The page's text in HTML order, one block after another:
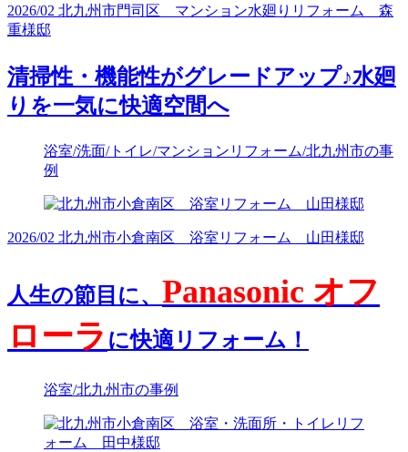
2026/02 北九州市門司区 マンション水廻りリフォーム 森
重様邸
清掃性・機能性がグレードアップ♪水廻
りを一気に快適空間へ
浴室/洗面/トイレ/マンションリフォーム/北九州市の事
例
2026/02 北九州市小倉南区 浴室リフォーム 山田様邸
人生の節目に、 Panasonic オフ
ローラ に快適リフォーム！
浴室/北九州市の事例